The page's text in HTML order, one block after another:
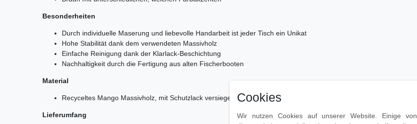
Besonderheiten
Durch individuelle Maserung und liebevolle Handarbeit ist jeder Tisch ein Unikat
Hohe Stabilität dank dem verwendeten Massivholz
Einfache Reinigung dank der Klarlack-Beschichtung
Nachhaltigkeit durch die Fertigung aus alten Fischerbooten
Material
Recyceltes Mango Massivholz, mit Schutzlack versiegelten Oberflächen
Lieferumfang
Cookies
Wir nutzen Cookies auf unserer Website. Einige von